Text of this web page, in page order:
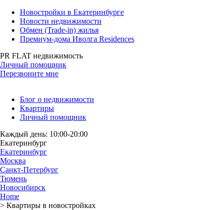
Новостройки в Екатеринбурге
Новости недвижимости
Обмен (Trade-in) жилья
Премиум-дома Иволга Residences
PR FLAT недвижимость
Личный помощник
Перезвоните мне
Блог о недвижимости
Квартиры
Личный помощник
Каждый день: 10:00-20:00
Екатеринбург
Екатеринбург
Москва
Санкт-Петербург
Тюмень
Новосибирск
Home
> Квартиры в новостройках